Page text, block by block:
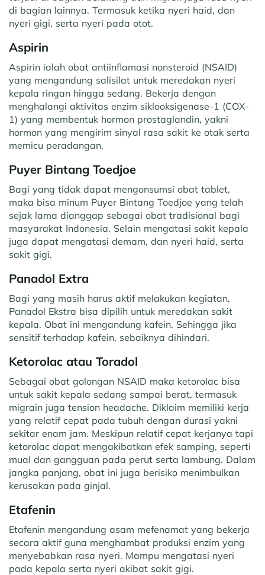
di bagian lainnya. Termasuk ketika nyeri haid, dan
nyeri gigi, serta nyeri pada otot.
Aspirin
Aspirin ialah obat antiinflamasi nonsteroid (NSAID)
yang mengandung salisilat untuk meredakan nyeri
kepala ringan hingga sedang. Bekerja dengan
menghalangi aktivitas enzim siklooksigenase-1 (COX-
1) yang membentuk hormon prostaglandin, yakni
hormon yang mengirim sinyal rasa sakit ke otak serta
memicu peradangan.
Puyer Bintang Toedjoe
Bagi yang tidak dapat mengonsumsi obat tablet,
maka bisa minum Puyer Bintang Toedjoe yang telah
sejak lama dianggap sebagai obat tradisional bagi
masyarakat Indonesia. Selain mengatasi sakit kepala
juga dapat mengatasi demam, dan nyeri haid, serta
sakit gigi.
Panadol Extra
Bagi yang masih harus aktif melakukan kegiatan,
Panadol Ekstra bisa dipilih untuk meredakan sakit
kepala. Obat ini mengandung kafein. Sehingga jika
sensitif terhadap kafein, sebaiknya dihindari.
Ketorolac atau Toradol
Sebagai obat golongan NSAID maka ketorolac bisa
untuk sakit kepala sedang sampai berat, termasuk
migrain juga tension headache. Diklaim memiliki kerja
yang relatif cepat pada tubuh dengan durasi yakni
sekitar enam jam. Meskipun relatif cepat kerjanya tapi
ketorolac dapat mengakibatkan efek samping, seperti
mual dan gangguan pada perut serta lambung. Dalam
jangka panjang, obat ini juga berisiko menimbulkan
kerusakan pada ginjal.
Etafenin
Etafenin mengandung asam mefenamat yang bekerja
secara aktif guna menghambat produksi enzim yang
menyebabkan rasa nyeri. Mampu mengatasi nyeri
pada kepala serta nyeri akibat sakit gigi.